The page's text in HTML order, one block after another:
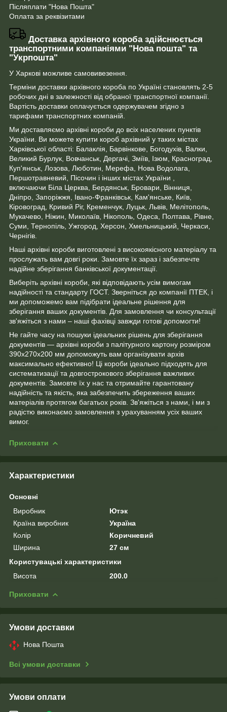
Післяплати "Нова Пошта"
Оплата за реквізитами
Доставка архівного короба здійснюється
транспортними компаніями "Нова пошта" та
"Укрпошта"
У Харкові можливе самовивезення.
Терміни доставки архівного короба по Україні становлять 2-5
робочих дні в залежності від обраної транспортної компанії.
Вартість доставки оплачується одержувачем згідно з
тарифами транспортних компаній.
Ми доставляємо архівні короби до всіх населених пунктів
України. Ви можете купити короб архівний у таких містах
Харківської області: Балаклія, Барвінкове, Богодухів, Валки,
Великий Бурлук, Вовчанськ, Дергачі, Зміїв, Ізюм, Красноград,
Куп'янськ, Лозова, Люботин, Мерефа, Нова Водолага,
Першотравневий, Пісочин і інших містах України ,
включаючи Біла Церква, Бердянськ, Бровари, Вінниця,
Дніпро, Запоріжжя, Івано-Франківськ, Кам'янське, Київ,
Кіровоград, Кривий Ріг, Кременчук, Луцьк, Львів, Мелітополь,
Мукачево, Ніжин, Миколаїв, Нікополь, Одеса, Полтава, Рівне,
Суми, Тернопіль, Ужгород, Херсон, Хмельницький, Черкаси,
Чернігів.
Наші архівні короби виготовлені з високоякісного матеріалу та
прослужать вам довгі роки. Замовте їх зараз і забезпечте
надійне зберігання банківської документації.
Виберіть архівні короби, які відповідають усім вимогам
надійності та стандарту ГОСТ. Зверніться до компанії ПТЕК, і
ми допоможемо вам підібрати ідеальне рішення для
зберігання ваших документів. Для замовлення чи консультації
зв'яжіться з нами – наші фахівці завжди готові допомогти!
Не гайте часу на пошуки ідеальних рішень для зберігання
документів — архівні короби з палітурного картону розміром
390х270х200 мм допоможуть вам організувати архів
максимально ефективно! Ці короби ідеально підходять для
систематизації та довгострокового зберігання важливих
документів. Замовте їх у нас та отримайте гарантовану
надійність та якість, яка забезпечить збереження ваших
матеріалів протягом багатьох років. Зв'яжіться з нами, і ми з
радістю виконаємо замовлення з урахуванням усіх ваших
вимог.
Приховати
Характеристики
Основні
Виробник
Ютэк
Країна виробник
Україна
Колір
Коричневий
Ширина
27 см
Користувацькі характеристики
Висота
200.0
Приховати
Умови доставки
Нова Пошта
Всі умови доставки
Умови оплати